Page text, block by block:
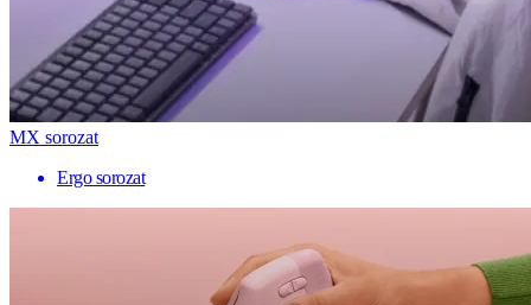
MX sorozat
Ergo sorozat